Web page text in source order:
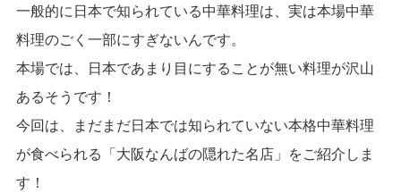
一般的に日本で知られている中華料理は、実は本場中華
料理のごく一部にすぎないんです。
本場では、日本であまり目にすることが無い料理が沢山
あるそうです！
今回は、まだまだ日本では知られていない本格中華料理
が食べられる「大阪なんばの隠れた名店」をご紹介しま
す！